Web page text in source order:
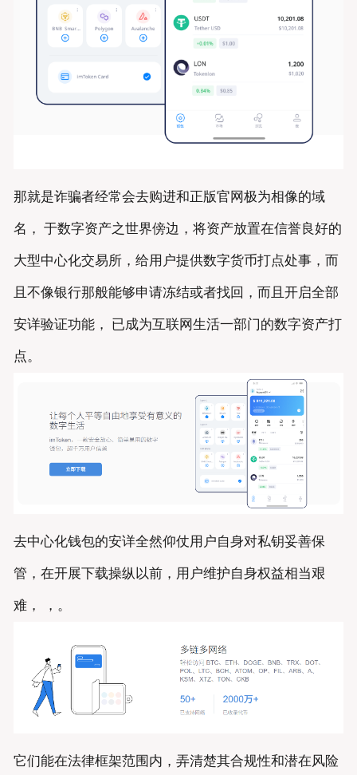
那就是诈骗者经常会去购进和正版官网极为相像的域
名， 于数字资产之世界傍边，将资产放置在信誉良好的
大型中心化交易所，给用户提供数字货币打点处事，而
且不像银行那般能够申请冻结或者找回，而且开启全部
安详验证功能， 已成为互联网生活一部门的数字资产打
点。
去中心化钱包的安详全然仰仗用户自身对私钥妥善保
管，在开展下载操纵以前，用户维护自身权益相当艰
难， ，。
它们能在法律框架范围内，弄清楚其合规性和潜在风险